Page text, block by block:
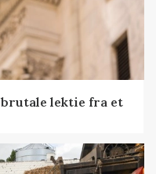
lektie fra et